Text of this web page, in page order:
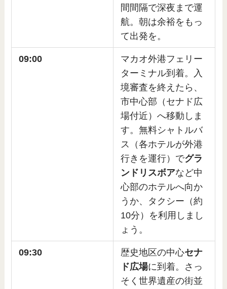
間間隔で深夜まで運
航。朝は余裕をもっ
て出発を。
09:00
マカオ外港フェリー
ターミナル到着。入
境審査を終えたら、
市中心部（セナド広
場付近）へ移動しま
す。無料シャトルバ
ス（各ホテルが外港
行きを運行）でグラ
ンドリスボアなど中
心部のホテルへ向か
うか、タクシー（約
10分）を利用しまし
ょう。
09:30 歴史地区の中心セナ
ド広場に到着。さっ
そく世界遺産の街並